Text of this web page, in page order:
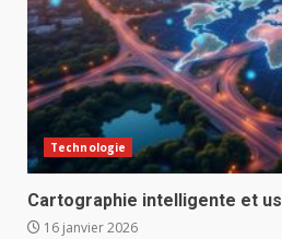
Technologie
Cartographie intelligente et
16 janvier 2026